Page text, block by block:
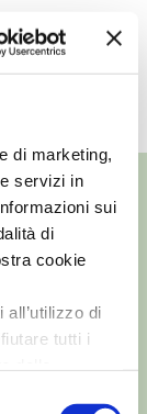
di marketing,
servizi in
sui
di
cookie
di
tutti i
VIDEO